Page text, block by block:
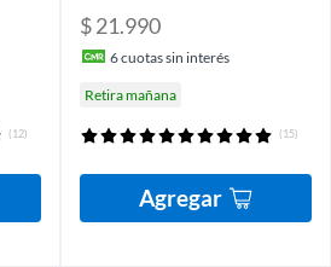
(12)
$ 21.990
6cuotas sin interés
Retira mañana
(15)
Agregar